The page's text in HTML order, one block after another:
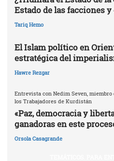
Estado de las facciones y
Tariq Hemo
El Islam político en
estratégica del
Hawre Rezgar
Entrevista con Nedim Seven,
los Trabajadores de Kurdistán
«Paz, democracia y
ganadoras en este
Orsola Casagrande